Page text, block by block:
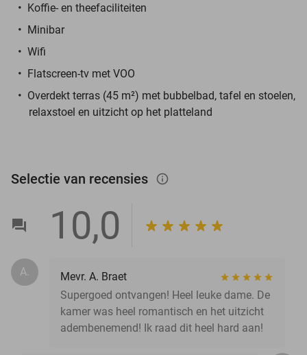
Koffie- en theefaciliteiten
Minibar
Wifi
Flatscreen-tv met VOO
Overdekt terras (45 m²) met bubbelbad, tafel en stoelen,
relaxstoel en uitzicht op het platteland
Selectie van recensies info_outlined
10,0
A.
Mevr. A. Braet
Supergoed ontvangen! Heel leuke dame. De
kamer was heel romantisch en het uitzicht
adembenemend! Ik raad dit heel hard aan!